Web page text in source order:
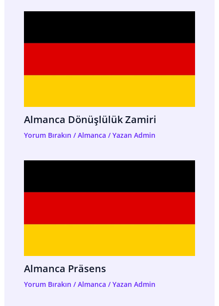
Almanca Dönüşlülük Zamiri
Yorum Bırakın /Almanca / Yazan Admin
Almanca Präsens
Yorum Bırakın /Almanca / Yazan Admin